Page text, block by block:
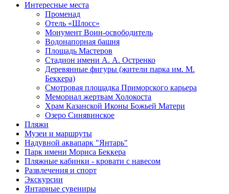
Интересные места
Променад
Отель «Шлосс»
Монумент Воин-освободитель
Водонапорная башня
Площадь Мастеров
Стадион имени А. А. Остренко
Деревянные фигуры (жители парка им. М.
Беккера)
Смотровая площадка Приморского карьера
Мемориал жертвам Холокоста
Храм Казанской Иконы Божьей Матери
Озеро Синявинское
Пляжи
Музеи и маршруты
Надувной аквапарк "Янтарь"
Парк имени Мориса Беккера
Пляжные кабинки - кровати с навесом
Развлечения и спорт
Экскурсии
Янтарные сувениры